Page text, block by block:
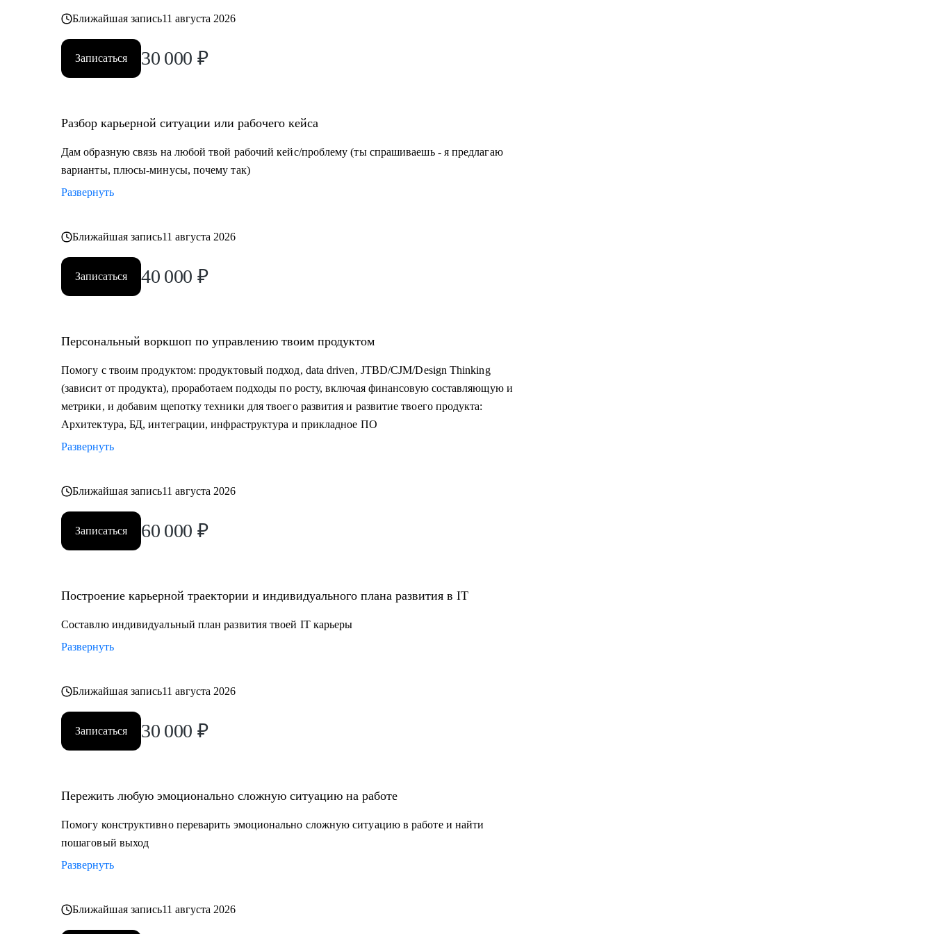
Ближайшая запись11 августа 2026
Записаться 30 000 ₽
Разбор карьерной ситуации или рабочего кейса
Дам образную связь на любой твой рабочий кейс/проблему (ты спрашиваешь - я предлагаю
варианты, плюсы-минусы, почему так)
Развернуть
Ближайшая запись11 августа 2026
Записаться 40 000 ₽
Персональный воркшоп по управлению твоим продуктом
Помогу с твоим продуктом: продуктовый подход, data driven, JTBD/CJM/Design Thinking
(зависит от продукта), проработаем подходы по росту, включая финансовую составляющую и
метрики, и добавим щепотку техники для твоего развития и развитие твоего продукта:
Архитектура, БД, интеграции, инфраструктура и прикладное ПО
Развернуть
Ближайшая запись11 августа 2026
Записаться 60 000 ₽
Построение карьерной траектории и индивидуального плана развития в IT
Составлю индивидуальный план развития твоей IT карьеры
Развернуть
Ближайшая запись11 августа 2026
Записаться 30 000 ₽
Пережить любую эмоционально сложную ситуацию на работе
Помогу конструктивно переварить эмоционально сложную ситуацию в работе и найти
пошаговый выход
Развернуть
Ближайшая запись11 августа 2026